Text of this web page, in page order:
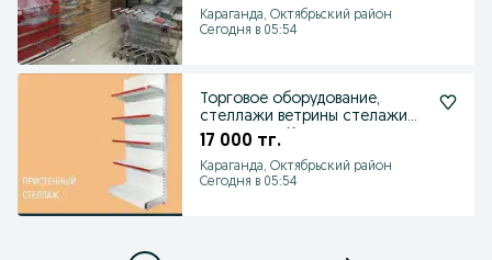
Караганда, Октябрьский район
Сегодня в 05:54
Торговое оборудование,
стеллажи ветрины стелажи
для магаз г.Караганда
17 000 тг.
Караганда, Октябрьский район
Сегодня в 05:54